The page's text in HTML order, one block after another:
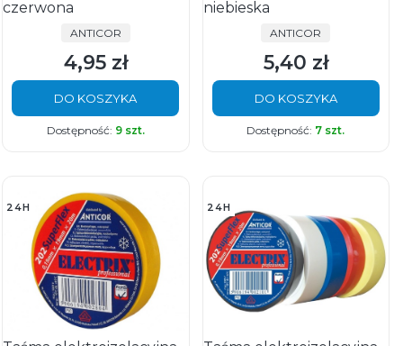
czerwona
PRODUCENT
ANTICOR
Cena
4,95 zł
DO KOSZYKA
Dostępność: 9 szt.
niebieska
PRODUCENT
ANTICOR
Cena
5,40 zł
DO KOSZYKA
Dostępność: 7 szt.
24H 24H